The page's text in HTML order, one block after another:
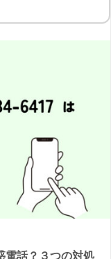
電話？３つの対処